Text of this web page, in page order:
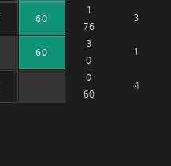
60
1
76
3
60
3
0
1
0
60
4